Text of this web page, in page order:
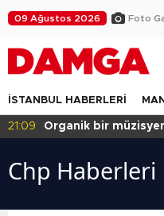
09 Ağustos 2026 Foto
İSTANBUL HABERLERİ
20:49 Başkan var binası
Chp Haberleri